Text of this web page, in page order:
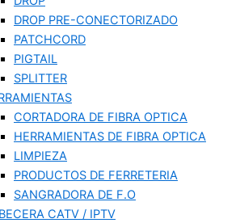
DROP PRE-CONECTORIZADO
PATCHCORD
PIGTAIL
SPLITTER
CORTADORA DE FIBRA OPTICA
HERRAMIENTAS DE FIBRA OPTICA
LIMPIEZA
PRODUCTOS DE FERRETERIA
SANGRADORA DE F.O
CATV / IPTV